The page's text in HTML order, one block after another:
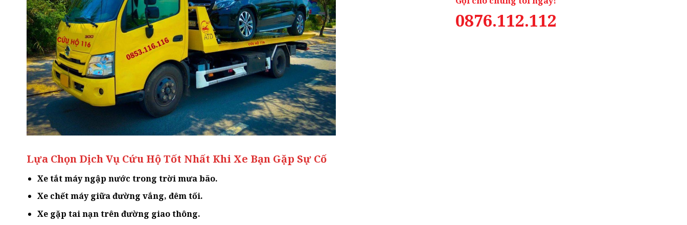
0876.112.112
Lựa Chọn Dịch Vụ Cứu Hộ Tốt Nhất Khi Xe Bạn Gặp Sự Cố
Xe tắt máy ngập nước trong trời mưa bão.
Xe chết máy giữa đường vắng, đêm tối.
Xe gặp tai nạn trên đường giao thông.